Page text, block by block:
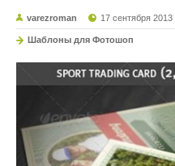
varezroman 17 сентября 2013
Шаблоны для Фотошоп